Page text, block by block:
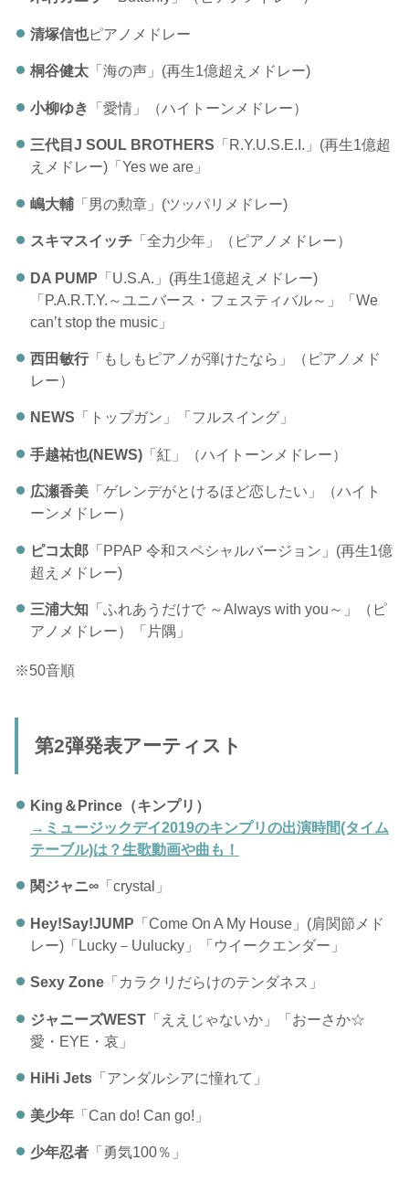
清塚信也ピアノメドレー
桐谷健太「海の声」(再生1億超えメドレー)
小柳ゆき 「愛情」（ハイトーンメドレー）
三代目J SOUL BROTHERS 「R.Y.U.S.E.I.」(再生1億超
えメドレー)「Yes we are」
嶋大輔「男の勲章」(ツッパリメドレー)
スキマスイッチ「全力少年」（ピアノメドレー）
DA PUMP 「U.S.A.」(再生1億超えメドレー)
「P.A.R.T.Y.～ユニバース・フェスティバル～」「We
can’t stop the music」
西田敏行「もしもピアノが弾けたなら」（ピアノメド
レー）
NEWS 「トップガン」「フルスイング」
手越祐也(NEWS)「紅」（ハイトーンメドレー）
広瀬香美「ゲレンデがとけるほど恋したい」（ハイト
ーンメドレー）
ピコ太郎「PPAP 令和スペシャルバージョン」(再生1億
超えメドレー)
三浦大知 「ふれあうだけで ～Always with you～」（ピ
アノメドレー）「片隅」
※50音順
第2弾発表アーティスト
King＆Prince（キンプリ）
→ミュージックデイ2019のキンプリの出演時間(タイム
テーブル)は？生歌動画や曲も！
関ジャニ∞「crystal」
Hey!Say!JUMP 「Come On A My House」(肩関節メド
レー)「Lucky－Uulucky」「ウイークエンダー」
Sexy Zone「カラクリだらけのテンダネス」
ジャニーズWEST「ええじゃないか」「おーさか☆
愛・EYE・哀」
HiHi Jets「アンダルシアに憧れて」
美少年「Can do! Can go!」
少年忍者「勇気100％」